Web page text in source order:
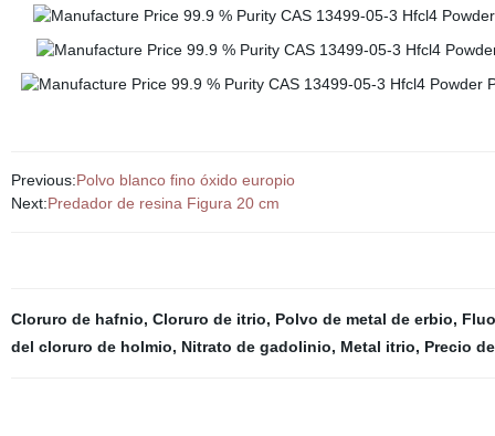
Previous:Polvo blanco fino óxido europio
Next:Predador de resina Figura 20 cm
Cloruro de hafnio, Cloruro de itrio, Polvo de metal de erbio,
del cloruro de holmio, Nitrato de gadolinio, Metal itrio, Precio